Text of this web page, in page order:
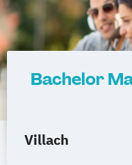
Bachelor
Villach